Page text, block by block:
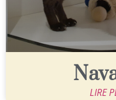
LIRE